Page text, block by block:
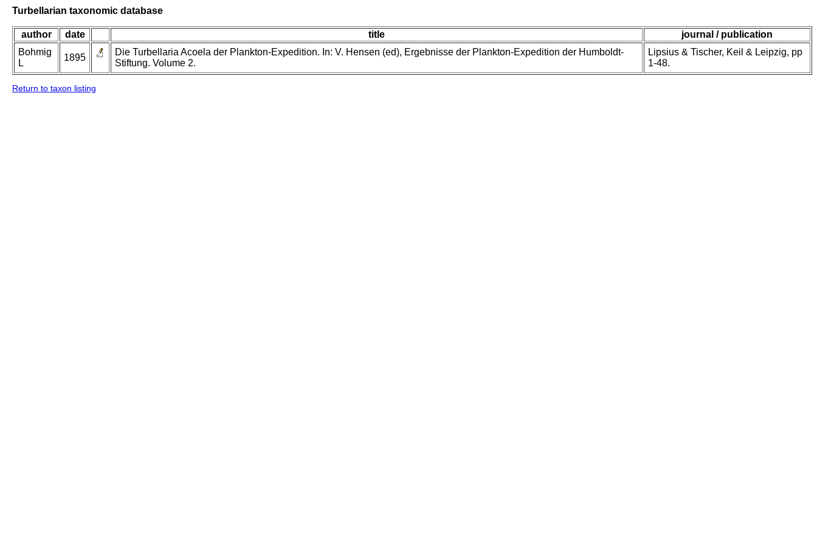
Turbellarian taxonomic database
author date title
journal / publication
Bohmig
L
1895
Die Turbellaria Acoela der Plankton-Expedition. In: V. Hensen (ed), Ergebnisse der Plankton-Expedition der Humboldt-
Stiftung. Volume 2.
Lipsius & Tischer, Keil & Leipzig, pp
1-48.
Return to taxon listing